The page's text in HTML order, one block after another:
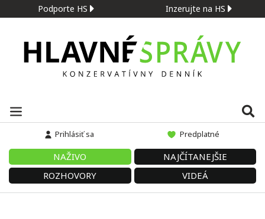
Podporte HS Inzerujte na HS
Prihlásiť sa Predplatné
NAŽIVO
NAJČÍTANEJŠIE
ROZHOVORY
VIDEÁ